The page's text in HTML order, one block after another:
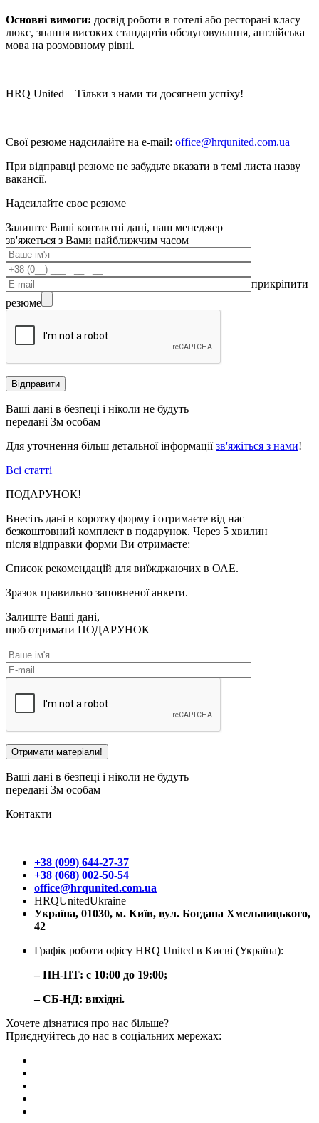
Основні вимоги: досвід роботи в готелі або ресторані класу
люкс, знання високих стандартів обслуговування, англійська
мова на розмовному рівні.
HRQ United – Тільки з нами ти досягнеш успіху!
Свої резюме надсилайте на e-mail: office@hrqunited.com.ua
При відправці резюме не забудьте вказати в темі листа назву
вакансії.
Надсилайте своє резюме
Залиште Ваші контактні дані, наш менеджер
зв'яжеться з Вами найближчим часом
прикріпити
резюме
Ваші дані в безпеці і ніколи не будуть
передані 3м особам
Для уточнення більш детальної інформаціїзв'яжіться з нами!
Всі статті
ПОДАРУНОК!
Внесіть дані в коротку форму і отримаєте від нас
безкоштовний комплект в подарунок. Через 5 хвилин
після відправки форми Ви отримаєте:
Список рекомендацій для виїжджаючих в ОАЕ.
Зразок правильно заповненої анкети.
Залиште Ваші дані,
щоб отримати ПОДАРУНОК
Ваші дані в безпеці і ніколи не будуть
передані 3м особам
Контакти
+38 (099) 644-27-37
+38 (068) 002-50-54
office@hrqunited.com.ua
HRQUnitedUkraine
Україна, 01030, м. Київ, вул. Богдана Хмельницького,
42
Графік роботи офісу HRQ United в Києві (Україна):
– ПН-ПТ: с 10:00 до 19:00;
– СБ-НД: вихідні.
Хочете дізнатися про нас більше?
Приєднуйтесь до нас в соціальних мережах: